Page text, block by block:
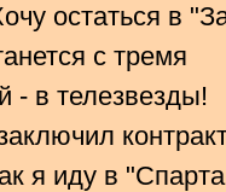
остаться в
с тремя
- в телезвезды!
я иду в